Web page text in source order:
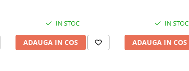
IN STOC
ADAUGA IN COS
IN STOC
ADAUGA IN COS